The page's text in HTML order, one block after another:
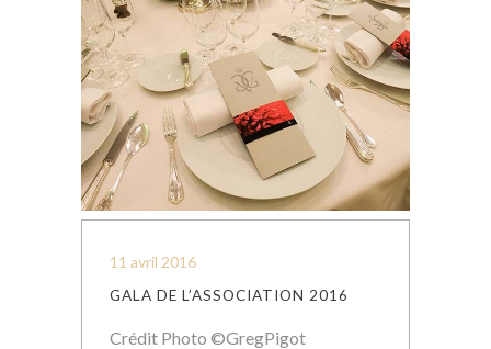
11 avril 2016
GALA DE L’ASSOCIATION 2016
Crédit Photo ©GregPigot